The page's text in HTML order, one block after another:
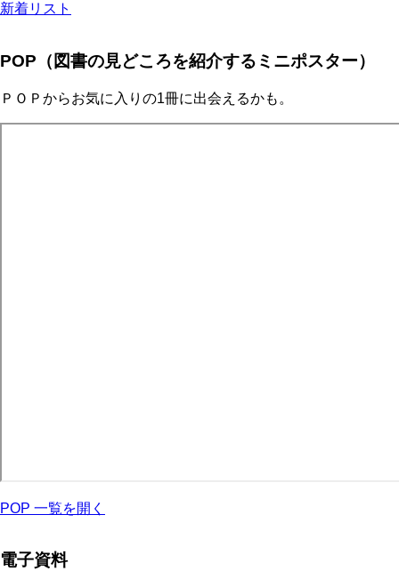
新着リスト
POP（図書の見どころを紹介するミニポスター）
ＰＯＰからお気に入りの1冊に出会えるかも。
POP 一覧を開く
電子資料